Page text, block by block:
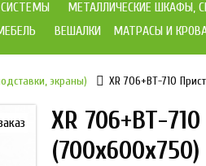
МЕТАЛЛИЧЕСКИЕ ШКАФЫ,
ВЕШАЛКИ МАТРАСЫ И
экраны) XR 706+ВТ-710
XR 706+ВТ-
(700х600х750)